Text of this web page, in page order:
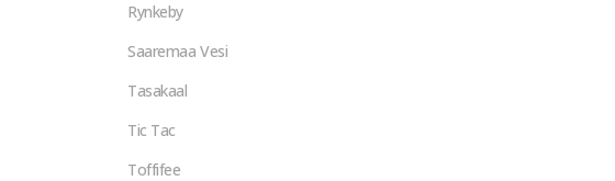
Rynkeby
Saaremaa Vesi
Tasakaal
Tic Tac
Toffifee